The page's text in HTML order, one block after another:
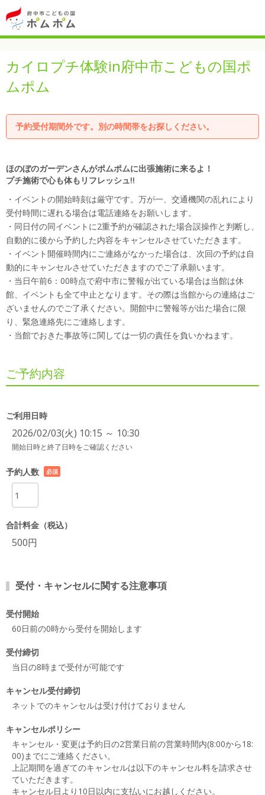
カイロプチ体験in府中市こどもの国ポ
ムポム
予約受付期間外です。別の時間帯をお探しください。
ほのぼのガーデンさんがポムポムに出張施術に来るよ！
プチ施術で心も体もリフレッシュ!!
・イベントの開始時刻は厳守です。万が一、交通機関の乱れにより
受付時間に遅れる場合は電話連絡をお願いします。
・同日付の同イベントに2重予約が確認された場合誤操作と判断し、
自動的に後から予約した内容をキャンセルさせていただきます。
・イベント開催時間内にご連絡がなかった場合は、次回の予約は自
動的にキャンセルさせていただきますのでご了承願います。
・当日午前6：00時点で府中市に警報が出ている場合は当館は休
館、イベントも全て中止となります。その際は当館からの連絡はご
ざいませんのでご了承ください。開館中に警報等が出た場合に限
り、緊急連絡先にご連絡します。
・当館でおきた事故等に関しては一切の責任を負いかねます。
ご予約内容
ご利用日時
2026/02/03(火) 10:15 ～ 10:30
開始日時と終了日時をご確認ください
予約人数
必須
合計料金（税込）
500円
受付・キャンセルに関する注意事項
受付開始
60日前の0時から受付を開始します
受付締切
当日の8時まで受付が可能です
キャンセル受付締切
ネットでのキャンセルは受け付けておりません
キャンセルポリシー
キャンセル・変更は予約日の2営業日前の営業時間内(8:00から18:
00)までにご連絡ください。
上記期間を過ぎてのキャンセルは以下のキャンセル料を請求させ
ていただきます。
キャンセル日より10日以内に支払いにお越しください。